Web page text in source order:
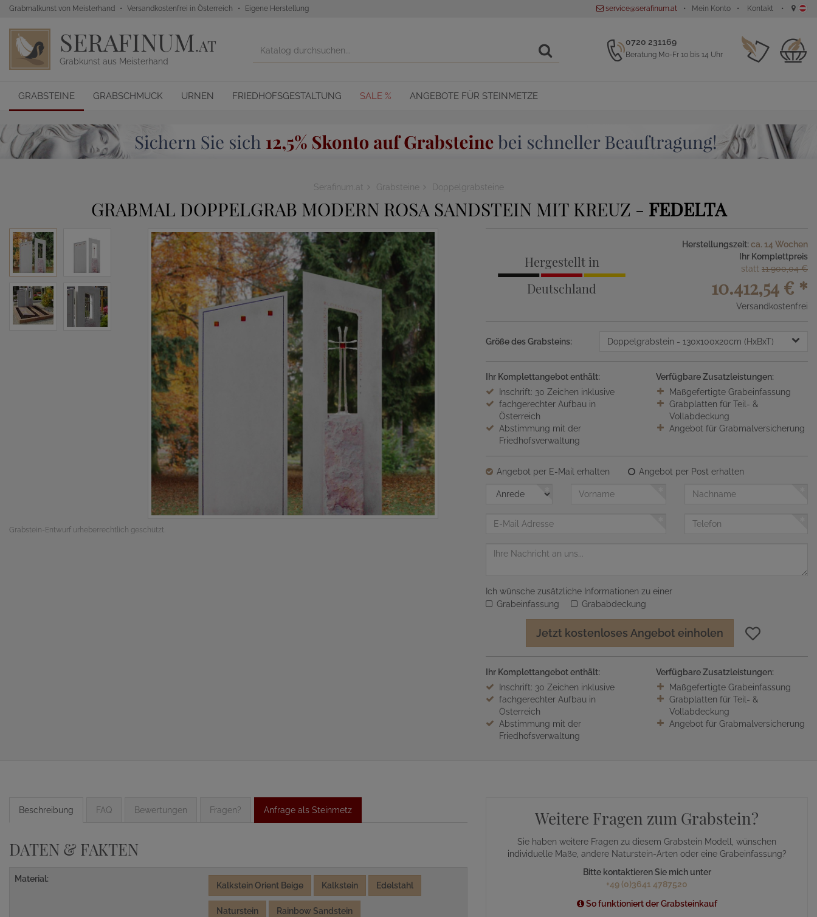
Grabmalkunst von Meisterhand Versandkostenfrei in Österreich Eigene Herstellung service@serafinum.at Mein Konto Kontakt
SERAFINUM.AT
Grabkunst aus Meisterhand
0720 231169
Beratung Mo-Fr 10 bis 14 Uhr
GRABSTEINE GRABSCHMUCK URNEN FRIEDHOFSGESTALTUNG SALE % ANGEBOTE FÜR STEINMETZE
Serafinum.at Grabsteine Doppelgrabsteine
GRABMAL DOPPELGRAB MODERN ROSA SANDSTEIN MIT KREUZ - FEDELTA
Grabstein-Entwurf urheberrechtlich geschützt.
Hergestellt in
Deutschland
Herstellungszeit: ca. 14 Wochen
Ihr Komplettpreis
statt 11.900,04 €
10.412,54 € *
Versandkostenfrei
Größe des Grabsteins: Doppelgrabstein - 130x100x20cm (HxBxT)
Ihr Komplettangebot enthält:
Inschrift: 30 Zeichen inklusive
fachgerechter Aufbau in
Österreich
Abstimmung mit der
Friedhofsverwaltung
Verfügbare Zusatzleistungen:
Maßgefertigte Grabeinfassung
Grabplatten für Teil- &
Vollabdeckung
Angebot für Grabmalversicherung
Angebot per E-Mail erhalten
Angebot per Post erhalten
Anrede
Vorname Nachname
Telefon
Nachricht
Ich wünsche zusätzliche Informationen zu einer
Grabeinfassung
Grababdeckung
Jetzt kostenloses Angebot einholen
Ihr Komplettangebot enthält:
Inschrift: 30 Zeichen inklusive
fachgerechter Aufbau in
Österreich
Abstimmung mit der
Friedhofsverwaltung
Verfügbare Zusatzleistungen:
Maßgefertigte Grabeinfassung
Grabplatten für Teil- &
Vollabdeckung
Angebot für Grabmalversicherung
Beschreibung FAQ Bewertungen Fragen? Anfrage als Steinmetz
DATEN & FAKTEN
Material:
Kalkstein Orient Beige Kalkstein Edelstahl
Naturstein Rainbow Sandstein
Weitere Fragen zum Grabstein?
Sie haben weitere Fragen zu diesem Grabstein Modell, wünschen
individuelle Maße, andere Naturstein-Arten oder eine Grabeinfassung?
Bitte kontaktieren Sie mich unter
+49 (0)3641 4787520
So funktioniert der Grabsteinkauf